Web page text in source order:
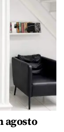
agosto